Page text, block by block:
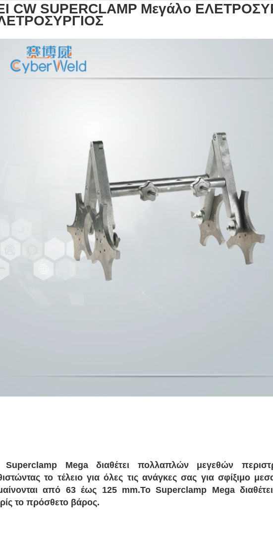
CW SUPERCLAMP Μεγάλο
Mega διαθέτει πολλαπλών μεγεθών
το τέλειο για όλες τις ανάγκες σας για σφίξιμο
από 63 έως 125 mm.Το Superclamp Mega
το πρόσθετο βάρος.